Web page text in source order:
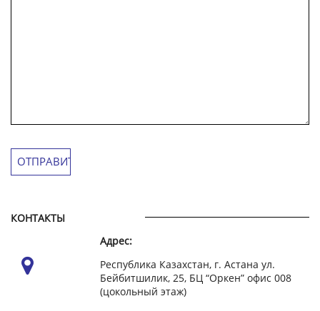
КОНТАКТЫ
Адрес:
Республика Казахстан, г. Астана ул.
Бейбитшилик, 25, БЦ “Оркен” офис 008
(цокольный этаж)